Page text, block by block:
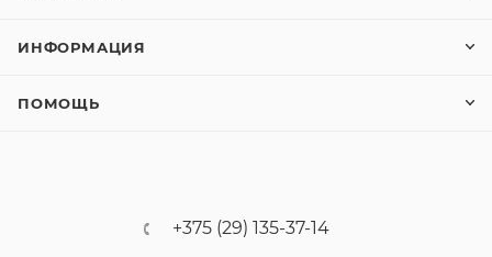
ИНФОРМАЦИЯ
ПОМОЩЬ
+375 (29) 135-37-14